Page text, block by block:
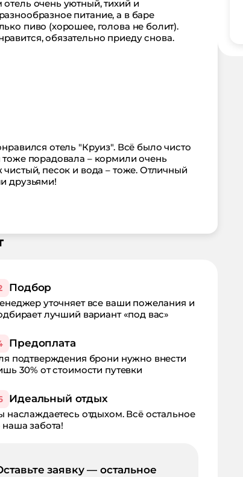
очень уютный, тихий и
питание, а в баре
пиво (хорошее, голова не болит).
обязательно приеду снова.
отель "Круиз". Всё было чисто
порадовала – кормили очень
песок и вода – тоже. Отличный
друзьями!
Подбор
уточняет все ваши пожелания и
лучший вариант «под вас»
Предоплата
подтверждения брони нужно внести
30% от стоимости путевки
Идеальный отдых
наслаждаетесь отдыхом. Всё остальное
забота!
заявку — остальное